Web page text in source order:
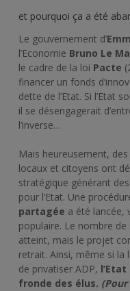
et pourquoi ça a été
Le gouvernement d’
l’Economie Bruno Le
le cadre de la loi Pacte
financer un fonds
dette de l’Etat. Si l’Etat
il se désengagerait
l’inverse…
Mais heureusement,
locaux et citoyens ont
stratégique générant des
pour l’Etat. Une
partagée a été lancée,
populaire. Le nombre de
atteint, mais le projet
retrait. Ainsi, même si la
de privatiser ADP, l’Etat
fronde des élus. (Pour